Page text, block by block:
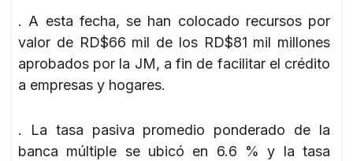
. A esta fecha, se han colocado recursos por
valor de RD$66 mil de los RD$81 mil millones
aprobados por la JM, a fin de facilitar el crédito
a empresas y hogares.
. La tasa pasiva promedio ponderado de la
banca múltiple se ubicó en 6.6 % y la tasa